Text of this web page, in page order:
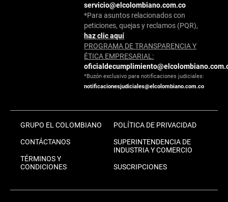
servicio@elcolombiano.com.co
*Para asuntos relacionados con
peticiones, quejas y reclamos (PQR),
haz clic aquí
PROGRAMA DE TRANSPARENCIA Y
ÉTICA EMPRESARIAL:
*Buzón exclusivo para notificaciones judiciales:
notificacionesjudiciales@elcolombiano.com.co
GRUPO EL COLOMBIANO
CONTÁCTANOS
TÉRMINOS Y
CONDICIONES
POLÍTICA DE PRIVACIDAD
SUPERINTENDENCIA DE
INDUSTRIA Y COMERCIO
SUSCRIPCIONES